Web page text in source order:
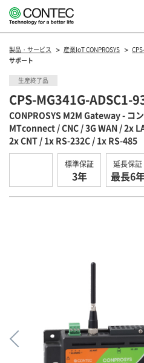
製品・サービス 産業IoT CONPROSYS
サポート
CPS-MG341G-ADSC1-
CONPROSYS M2M Gateway - コ
MTconnect / CNC / 3G WAN / 2x
2x CNT / 1x RS-232C / 1x RS-485
生産終了品
標準保証
3年
延長保証
最長6